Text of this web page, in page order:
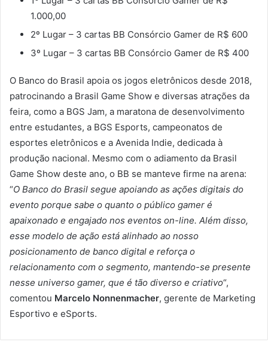
1.000,00
2º Lugar – 3 cartas BB Consórcio Gamer de R$ 600
3º Lugar – 3 cartas BB Consórcio Gamer de R$ 400
O Banco do Brasil apoia os jogos eletrônicos desde 2018,
patrocinando a Brasil Game Show e diversas atrações da
feira, como a BGS Jam, a maratona de desenvolvimento
entre estudantes, a BGS Esports, campeonatos de
esportes eletrônicos e a Avenida Indie, dedicada à
produção nacional. Mesmo com o adiamento da Brasil
Game Show deste ano, o BB se manteve firme na arena:
“O Banco do Brasil segue apoiando as ações digitais do
evento porque sabe o quanto o público gamer é
apaixonado e engajado nos eventos on-line. Além disso,
esse modelo de ação está alinhado ao nosso
posicionamento de banco digital e reforça o
relacionamento com o segmento, mantendo-se presente
nesse universo gamer, que é tão diverso e criativo“,
comentou Marcelo Nonnenmacher, gerente de Marketing
Esportivo e eSports.